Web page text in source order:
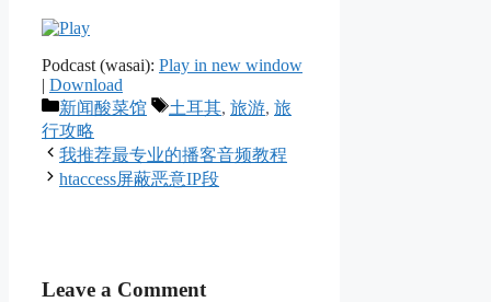
Podcast (wasai): Play in new window
| Download
Categories
新闻酸菜馆 Tags
土耳其, 旅游, 旅
行攻略
我推荐最专业的播客音频教程
htaccess屏蔽恶意IP段
Leave a Comment